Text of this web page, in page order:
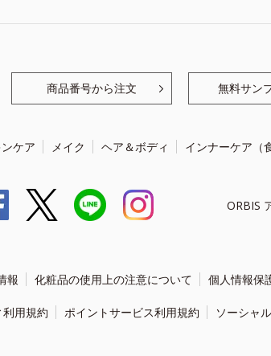
商品番号から注文 無料サン
ケア メイク ヘア＆ボディ インナーケア（
ORBIS
報 化粧品の使用上の注意について 個人情報保
用規約 ポイントサービス利用規約 ソーシャ